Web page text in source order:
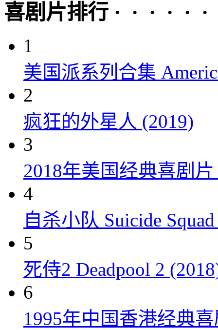
喜剧片排行 · · · · · ·
1
美国派系列合集
2
疯狂的外星人 (2019)
3
2018年美国经典喜剧
4
自杀小队 Suicide
5
死侍2 Deadpool 2
6
1995年中国香港经典